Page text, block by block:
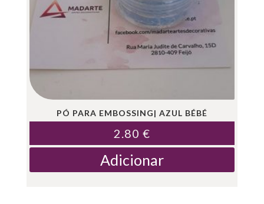
PÓ PARA EMBOSSING| AZUL BÉBÉ
2.80 €
Adicionar